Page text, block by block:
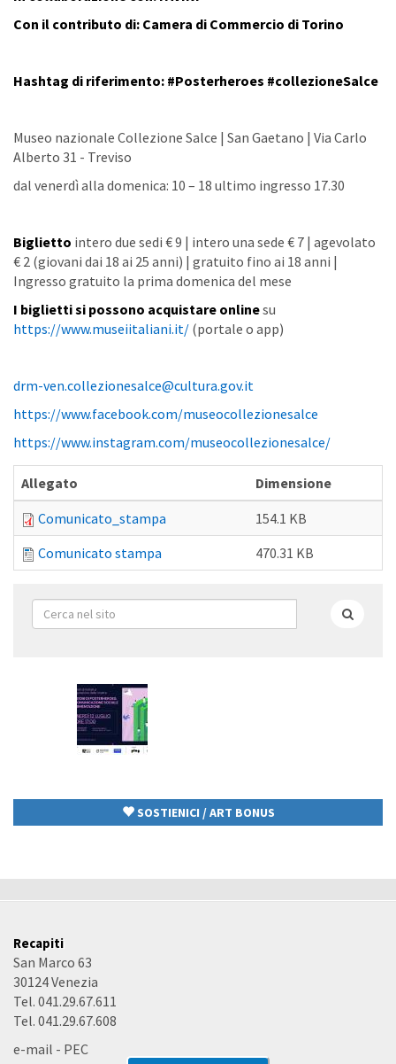
Con il contributo di: Camera di Commercio di Torino
Hashtag di riferimento: #Posterheroes #collezioneSalce
Museo nazionale Collezione Salce | San Gaetano | Via Carlo
Alberto 31 - Treviso
dal venerdì alla domenica: 10 – 18 ultimo ingresso 17.30
Biglietto intero due sedi € 9 | intero una sede € 7 | agevolato
€ 2 (giovani dai 18 ai 25 anni) | gratuito fino ai 18 anni |
Ingresso gratuito la prima domenica del mese
I biglietti si possono acquistare onlinesu
https://www.museiitaliani.it/ (portale o app)
drm-ven.collezionesalce@cultura.gov.it
https://www.facebook.com/museocollezionesalce
https://www.instagram.com/museocollezionesalce/
Allegato
Dimensione
Comunicato_stampa
154.1 KB
Comunicato stampa
470.31 KB
Form
di
SOSTIENICI / ART BONUS
Recapiti
San Marco 63
30124 Venezia
Tel. 041.29.67.611
Tel. 041.29.67.608
e-mail - PEC